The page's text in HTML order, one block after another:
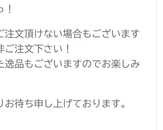
注文頂けない場合もございます
注文下さい！
逸品もございますのでお楽しみ
待ち申し上げております。